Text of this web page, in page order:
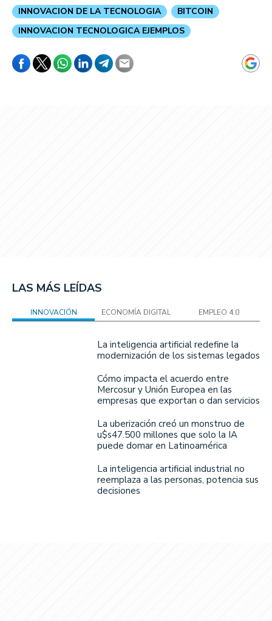
INNOVACION DE LA TECNOLOGIA
BITCOIN
INNOVACION TECNOLOGICA EJEMPLOS
LAS MÁS LEÍDAS
INNOVACIÓN ECONOMÍA DIGITAL EMPLEO 4.0
La inteligencia artificial redefine la
modernización de los sistemas legados
Cómo impacta el acuerdo entre
Mercosur y Unión Europea en las
empresas que exportan o dan servicios
La uberización creó un monstruo de
u$s47.500 millones que solo la IA
puede domar en Latinoamérica
La inteligencia artificial industrial no
reemplaza a las personas, potencia sus
decisiones